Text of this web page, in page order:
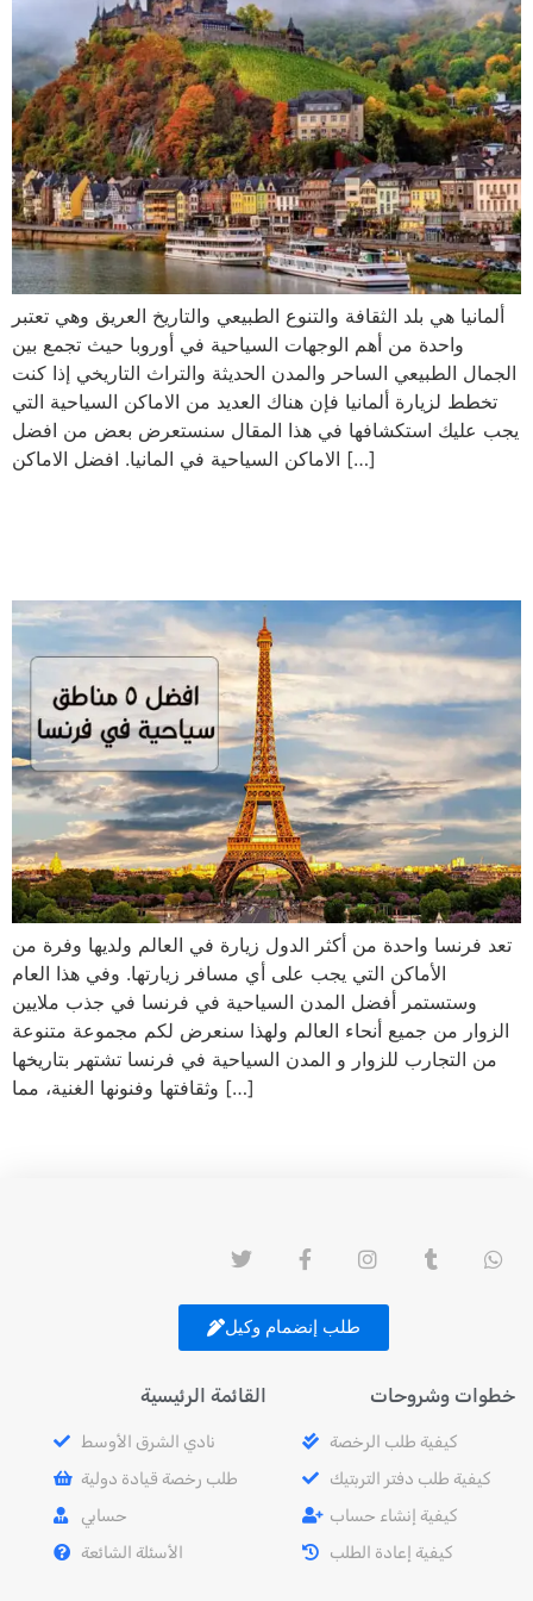
ألمانيا هي بلد الثقافة والتنوع الطبيعي والتاريخ العريق وهي تعتبر
واحدة من أهم الوجهات السياحية في أوروبا حيث تجمع بين
الجمال الطبيعي الساحر والمدن الحديثة والتراث التاريخي إذا كنت
تخطط لزيارة ألمانيا فإن هناك العديد من الاماكن السياحية التي
يجب عليك استكشافها في هذا المقال سنستعرض بعض من افضل
الاماكن السياحية في المانيا. افضل الاماكن […]
تعد فرنسا واحدة من أكثر الدول زيارة في العالم ولديها وفرة من
الأماكن التي يجب على أي مسافر زيارتها. وفي هذا العام
وستستمر أفضل المدن السياحية في فرنسا في جذب ملايين
الزوار من جميع أنحاء العالم ولهذا سنعرض لكم مجموعة متنوعة
من التجارب للزوار و المدن السياحية في فرنسا تشتهر بتاريخها
وثقافتها وفنونها الغنية، مما […]
طلب إنضمام وكيل
القائمة الرئيسية
نادي الشرق الأوسط
طلب رخصة قيادة دولية
حسابي
الأسئلة الشائعة
خطوات وشروحات
كيفية طلب الرخصة
كيفية طلب دفتر التربتيك
كيفية إنشاء حساب
كيفية إعادة الطلب